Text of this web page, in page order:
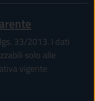
33/2013. I dati
solo alle
vigente